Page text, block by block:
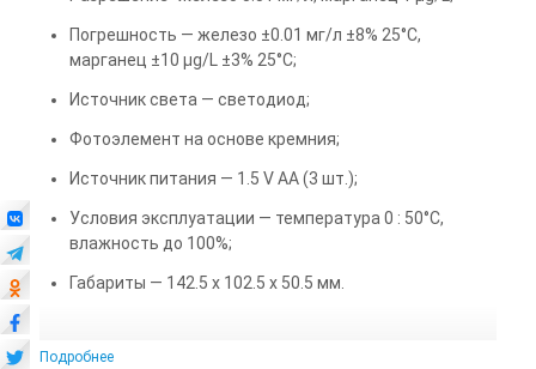
Погрешность — железо ±0.01 мг/л ±8% 25°C,
марганец ±10 µg/L ±3% 25°C;
Источник света — светодиод;
Фотоэлемент на основе кремния;
Источник питания — 1.5 V AA (3 шт.);
Условия эксплуатации — температура 0 : 50°C,
влажность до 100%;
Габариты — 142.5 x 102.5 x 50.5 мм.
Подробнее